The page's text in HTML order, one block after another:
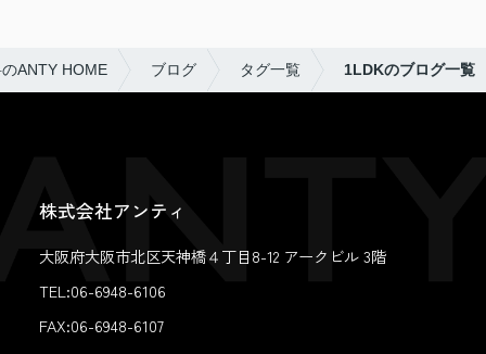
ANTY HOME ブログ タグ一覧 1LDKのブログ一覧
株式会社アンティ
大阪府大阪市北区天神橋４丁目8-12 アークビル 3階
TEL:06-6948-6106
FAX:06-6948-6107